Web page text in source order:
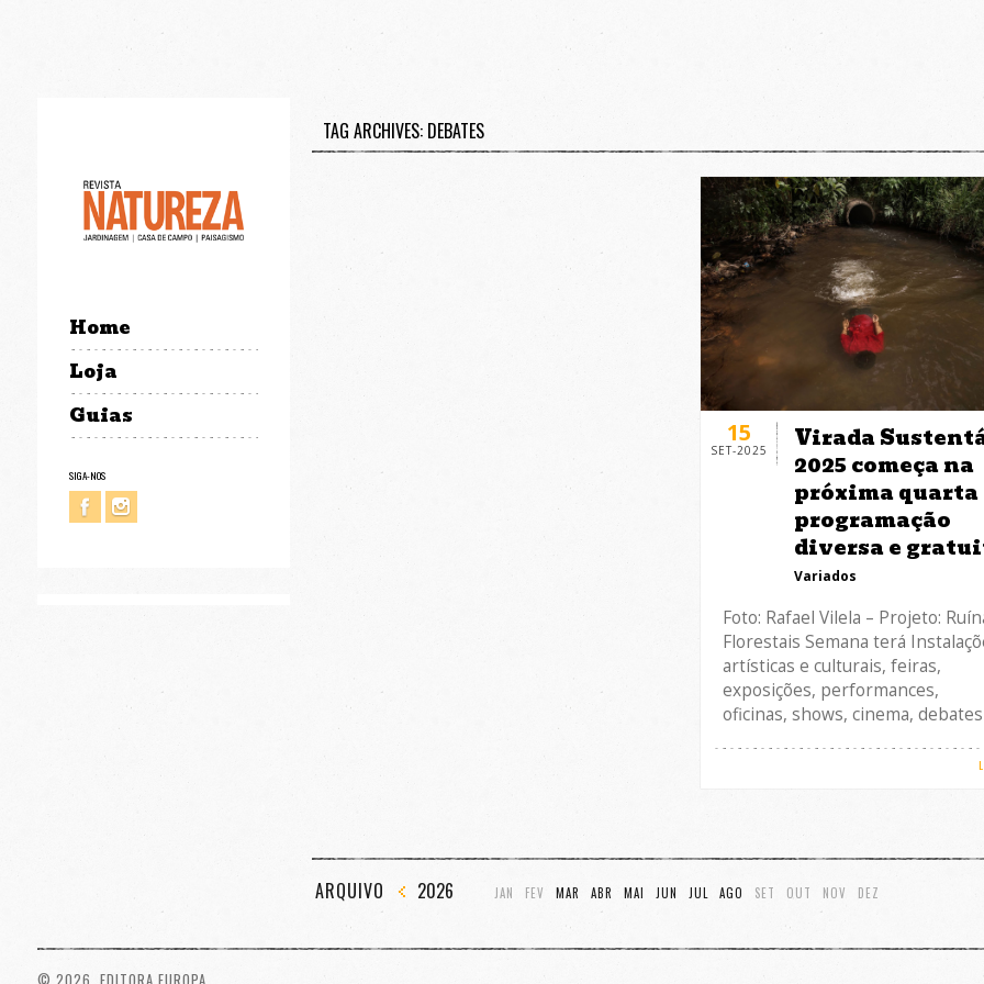
Home
Loja
Guias
SIGA-NOS
TAG ARCHIVES: DEBATES
15
SET-2025
Virada
2025 começa na
próxima quarta
programação
diversa e
Variados
Foto: Rafael Vilela – Projeto:
Florestais Semana terá
artísticas e culturais, feiras,
exposições, performances,
oficinas, shows, cinema,
ARQUIVO 2026 JAN FEV MAR ABR MAI JUN JUL AGO SET OUT NOV DEZ